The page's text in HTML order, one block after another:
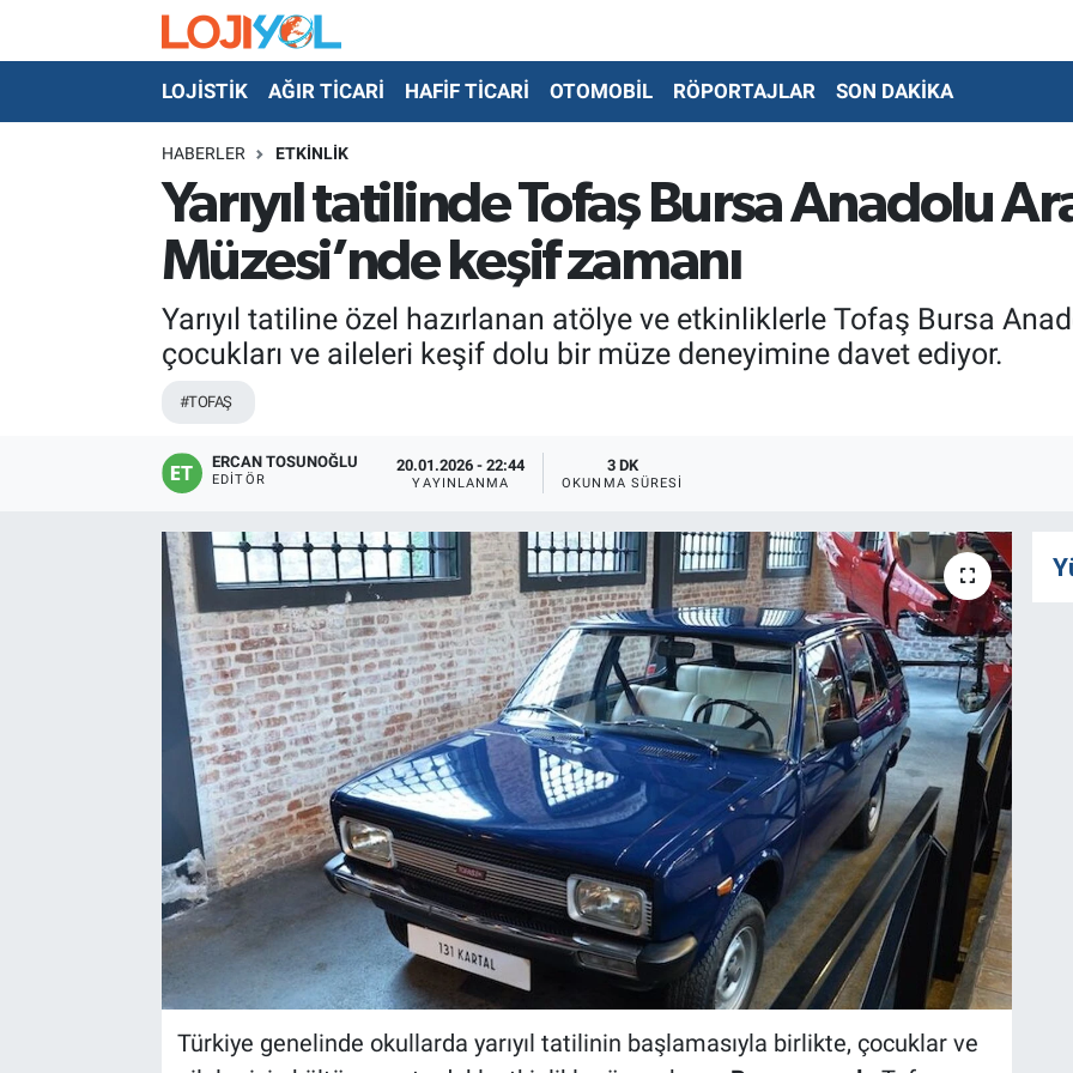
LOJİSTİK AĞIR TİCARİ HAFİF TİCARİ OTOMOBİL RÖPORTAJLAR SON DAKİKA
HABERLER ETKİNLİK
Yarıyıl tatilinde Tofaş Bursa Anadolu
Müzesi’nde keşif zamanı
Yarıyıl tatiline özel hazırlanan atölye ve etkinliklerle Tofaş Bursa
çocukları ve aileleri keşif dolu bir müze deneyimine davet ediyor.
#TOFAŞ
ERCAN TOSUNOĞLU
EDITÖR
20.01.2026 - 22:44
YAYINLANMA
3 DK
OKUNMA SÜRESI
Türkiye genelinde okullarda yarıyıl tatilinin başlamasıyla birlikte, çocuklar ve
OTO-TEST